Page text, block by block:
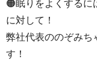
🟠眠りをよくするに
に対して！
弊社代表ののぞみち
す！